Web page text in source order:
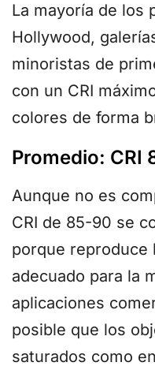
La mayoría de los
Hollywood,
minoristas de
con un CRI
colores de forma
Promedio: CRI
Aunque no es
CRI de 85-90 se
porque reproduce
adecuado para la
aplicaciones
posible que los
saturados como